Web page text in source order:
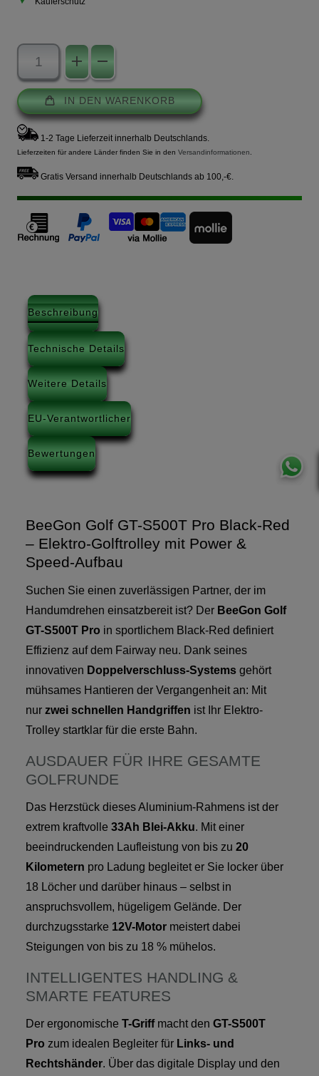
IN DEN WARENKORB
1-2 Tage Lieferzeit innerhalb Deutschlands.
Lieferzeiten für andere Länder finden Sie in den Versandinformationen
Gratis Versand innerhalb Deutschlands ab 100,-€.
Beschreibung
Technische Details
Weitere Details
EU-Verantwortlicher
Bewertungen
BeeGon Golf GT-S500T Pro Black-Red
– Elektro-Golftrolley mit Power &
Speed-Aufbau
Suchen Sie einen zuverlässigen Partner, der im
Handumdrehen einsatzbereit ist? Der BeeGon Golf
GT-S500T Pro in sportlichem Black-Red definiert
Effizienz auf dem Fairway neu. Dank seines
innovativen Doppelverschluss-Systems gehört
mühsames Hantieren der Vergangenheit an: Mit
nur zwei schnellen Handgriffen ist Ihr Elektro-
Trolley startklar für die erste Bahn.
AUSDAUER FÜR IHRE GESAMTE
GOLFRUNDE
Das Herzstück dieses Aluminium-Rahmens ist der
extrem kraftvolle 33Ah Blei-Akku. Mit einer
beeindruckenden Laufleistung von bis zu 20
Kilometern pro Ladung begleitet er Sie locker über
18 Löcher und darüber hinaus – selbst in
anspruchsvollem, hügeligem Gelände. Der
durchzugsstarke 12V-Motor meistert dabei
Steigungen von bis zu 18 % mühelos.
INTELLIGENTES HANDLING &
SMARTE FEATURES
Der ergonomische T-Griffmacht den GT-S500T
Pro zum idealen Begleiter für Links- und
Rechtshänder. Über das digitale Display und den